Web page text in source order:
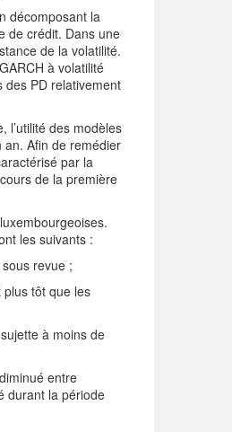
décomposant la
de crédit. Dans une
de la volatilité.
à volatilité
des PD relativement
l’utilité des modèles
Afin de remédier
par la
de la première
les suivants :
revue ;
tôt que les
à moins de
entre
durant la période